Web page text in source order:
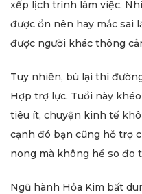
xếp lịch trình làm việc.
được ổn nên hay mắc sai
được người khác thông
Tuy nhiên, bù lại thì
Hợp trợ lực. Tuổi này
tiêu ít, chuyện kinh tế
cạnh đó bạn cũng hỗ trợ
nong mà không hề so đo
Ngũ hành Hỏa Kim bất